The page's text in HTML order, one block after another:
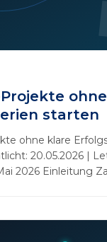
starten
ohne klare
20.05.2026 |
2026 Einleitung
sich
liegt der Fokus